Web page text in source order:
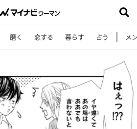
磨く 恋する 暮らす 占う メ